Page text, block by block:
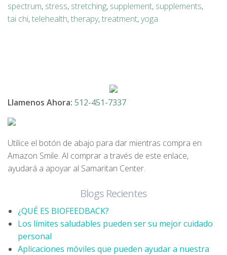
spectrum, stress, stretching, supplement, supplements,
tai chi,telehealth,therapy,treatment,yoga
Llamenos Ahora: 512-451-7337
Utilice el botón de abajo para dar mientras compra en
Amazon Smile. Al comprar a través de este enlace,
ayudará a apoyar al Samaritan Center.
Blogs Recientes
¿QUÉ ES BIOFEEDBACK?
Los límites saludables pueden ser su mejor cuidado
personal
Aplicaciones móviles que pueden ayudar a nuestra